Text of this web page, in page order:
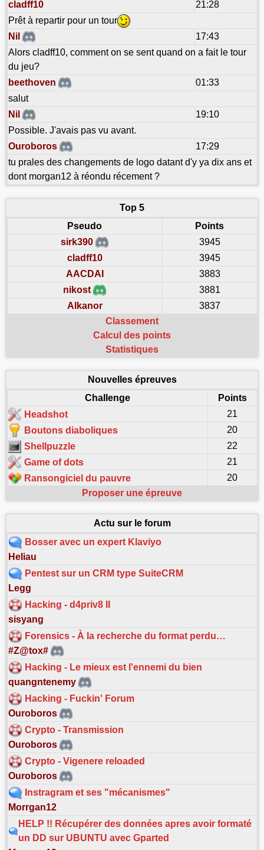
cladff10
21:28
Prêt à repartir pour un tour
Nil
17:43
Alors cladff10, comment on se sent quand on a fait le tour
du jeu?
beethoven
01:33
salut
Nil
19:10
Possible. J'avais pas vu avant.
Ouroboros
17:29
tu prales des changements de logo datant d'y ya dix ans et
dont morgan12 à réondu récement ?
Top 5
Pseudo
Points
sirk390
3945
cladff10
3945
AACDAI
3883
nikost
3881
Alkanor
3837
Classement
Calcul des points
Statistiques
Nouvelles épreuves
Challenge
Points
Headshot
21
Boutons diaboliques
20
Shellpuzzle
22
Game of dots
21
Ransongiciel du pauvre
20
Proposer une épreuve
Actu sur le forum
Bosser avec un expert Klaviyo
Heliau
Pentest sur un CRM type SuiteCRM
Legg
Hacking - d4priv8 II
sisyang
Forensics - À la recherche du format perdu…
#Z@tox#
Hacking - Le mieux est l'ennemi du bien
quangntenemy
Hacking - Fuckin' Forum
Ouroboros
Crypto - Transmission
Ouroboros
Crypto - Vigenere reloaded
Ouroboros
Instragram et ses "mécanismes"
Morrgan12
HELP !! Récupérer des données apres avoir formaté
un DD sur UBUNTU avec Gparted